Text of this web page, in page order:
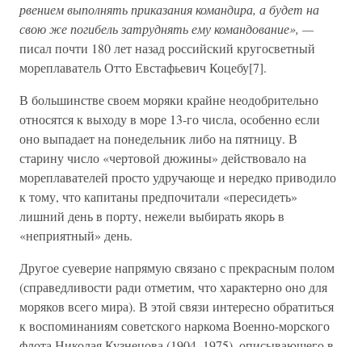
рвением выполнять приказания командира, а будет на
свою же погибель затруднять ему командование», —
писал почти 180 лет назад российский кругосветный
мореплаватель Отто Евстафьевич Коцебу[7].
В большинстве своем моряки крайне неодобрительно
относятся к выходу в море 13-го числа, особенно если
оно выпадает на понедельник либо на пятницу. В
старину число «чертовой дюжины» действовало на
мореплавателей просто удручающе и нередко приводило
к тому, что капитаны предпочитали «пересидеть»
лишний день в порту, нежели выбирать якорь в
«неприятный» день.
Другое суеверие напрямую связано с прекрасным полом
(справедливости ради отметим, что характерно оно для
моряков всего мира). В этой связи интересно обратиться
к воспоминаниям советского наркома Военно-морского